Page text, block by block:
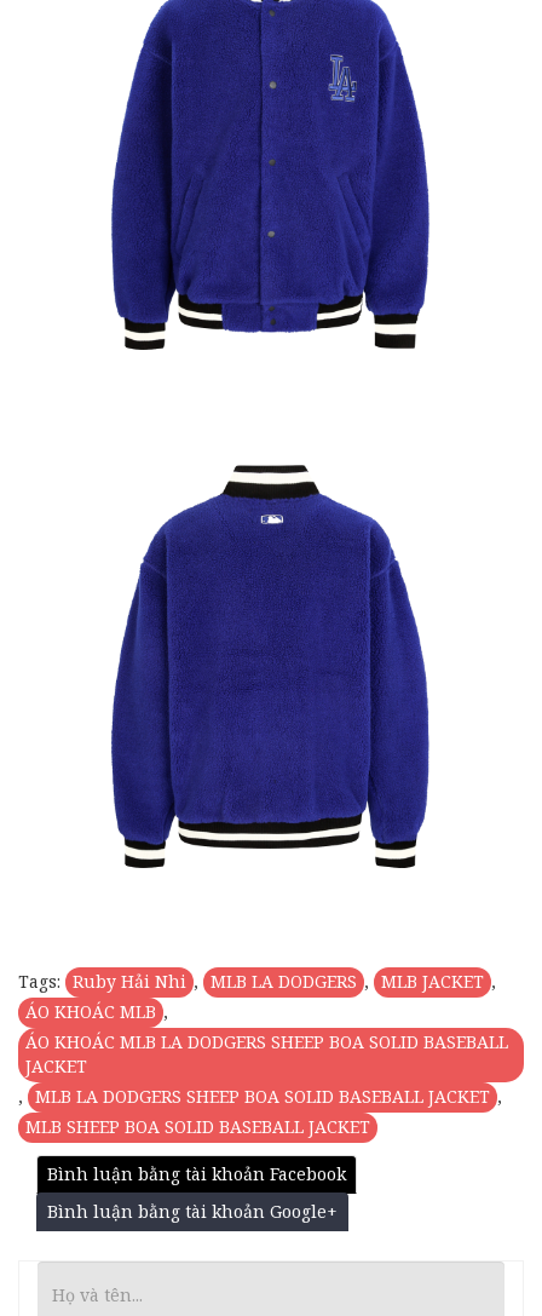
Tags: Ruby Hải Nhi , MLB LA DODGERS , MLB JACKET ,
ÁO KHOÁC MLB ,
ÁO KHOÁC MLB LA DODGERS SHEEP BOA SOLID BASEBALL
JACKET
, MLB LA DODGERS SHEEP BOA SOLID BASEBALL JACKET ,
MLB SHEEP BOA SOLID BASEBALL JACKET
Bình luận bằng tài khoản Facebook
Bình luận bằng tài khoản Google+